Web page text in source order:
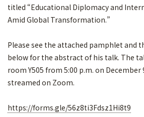
titled “Educational Diplomacy and
Amid Global Transformation.”
Please see the attached pamphlet and
below for the abstract of his talk. The
room Y505 from 5:00 p.m. on December
streamed on Zoom.
https://forms.gle/56z8ti3Fdsz1Hi8t9